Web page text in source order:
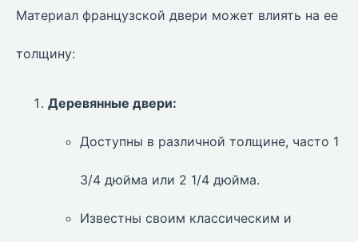
Материал французской двери может влиять на ее
толщину:
Деревянные двери:
Доступны в различной толщине, часто 1
3/4 дюйма или 2 1/4 дюйма.
Известны своим классическим и